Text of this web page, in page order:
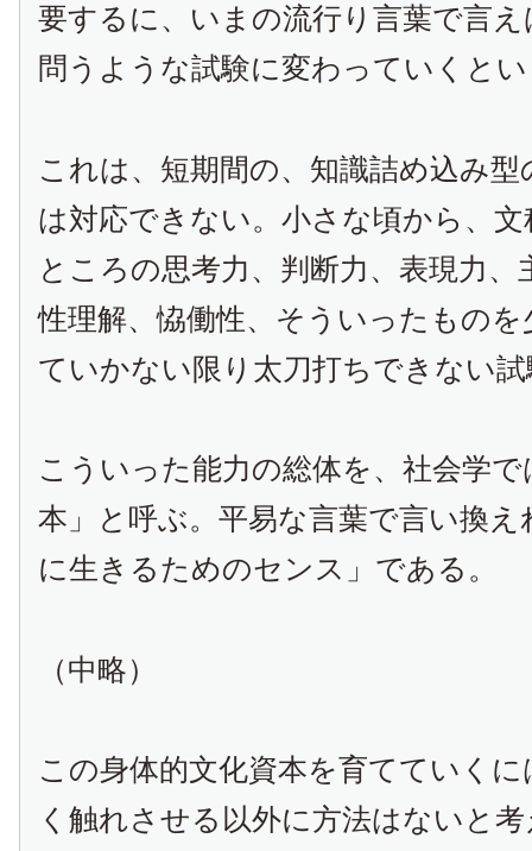
要するに、いまの流行り言葉で言
問うような試験に変わっていくと
これは、短期間の、知識詰め込み型
は対応できない。小さな頃から、
ところの思考力、判断力、表現力、
性理解、恊働性、そういったもの
ていかない限り太刀打ちできない
こういった能力の総体を、社会学で
本」と呼ぶ。平易な言葉で言い換え
に生きるためのセンス」である。
（中略）
この身体的文化資本を育てていく
く触れさせる以外に方法はないと